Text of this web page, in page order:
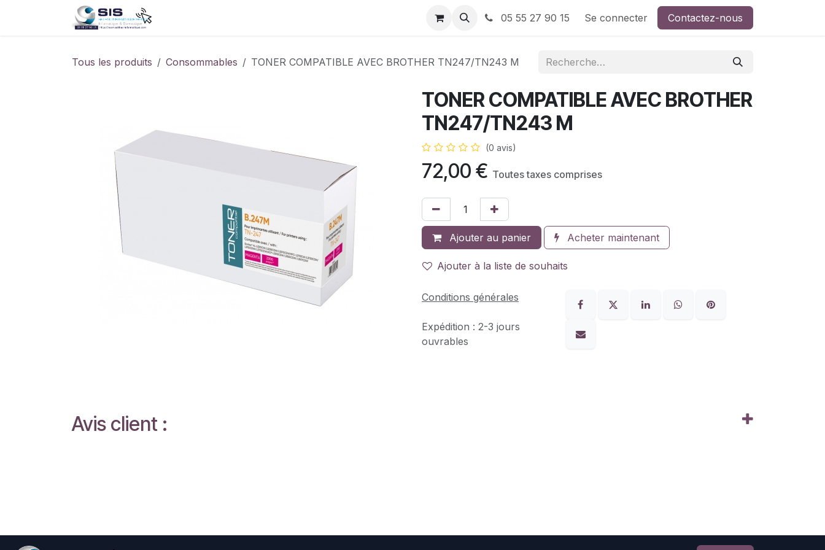
Se rendre au contenu
Nos Bons plans 05 55 27 90 15 Se connecter Contactez-nous
Tous les produits Consommables TONER COMPATIBLE AVEC BROTHER TN247/TN243 M
TONER COMPATIBLE AVEC BROTHER
TN247/TN243 M
(0 avis)
72,00 € Toutes taxes comprises
Ajouter au panier Acheter maintenant
Ajouter à la liste de souhaits
Conditions générales
Expédition : 2-3 jours
ouvrables
Avis client :